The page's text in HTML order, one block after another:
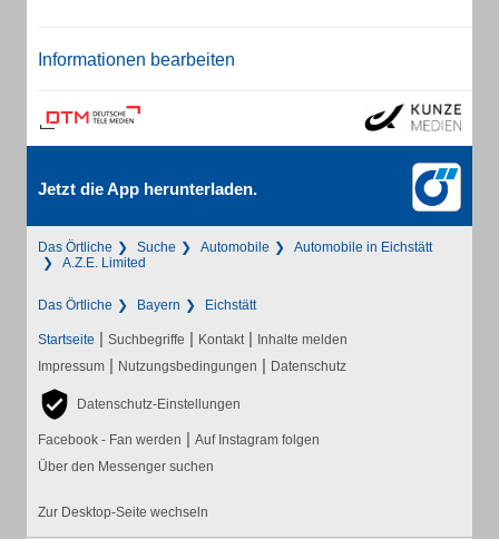
Informationen bearbeiten
Jetzt die App herunterladen.
Das Örtliche Suche Automobile
Automobile in Eichstätt
A.Z.E. Limited
Das Örtliche Bayern Eichstätt
Startseite | Suchbegriffe | Kontakt | Inhalte melden
Impressum | Nutzungsbedingungen | Datenschutz
Datenschutz-Einstellungen
Facebook - Fan werden | Auf Instagram folgen
Über den Messenger suchen
Zur Desktop-Seite wechseln